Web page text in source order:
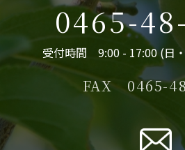
0465-
受付時間 9:00 - 17:00 (日
FAX 0465-